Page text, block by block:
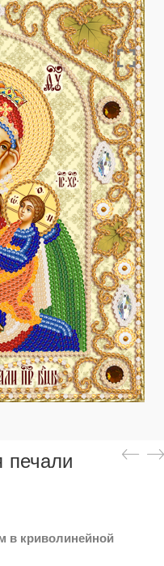
в криволинейной